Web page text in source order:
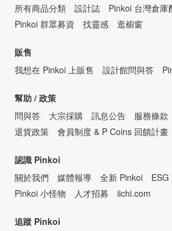
所有商品分類
設計誌 Pinkoi 台灣倉庫
Pinkoi 群眾募資
找靈感 逛櫥窗
販售
我想在 Pinkoi 上販售
設計館問與答
幫助 / 政策
問與答
大宗採購 訊息公告 服務條款
退貨政策
會員制度 & P Coins 回饋計畫
認識 Pinkoi
關於我們
媒體報導 全新 Pinkoi
ESG
Pinkoi 小怪物
人才招募 iichi.com
追蹤 Pinkoi